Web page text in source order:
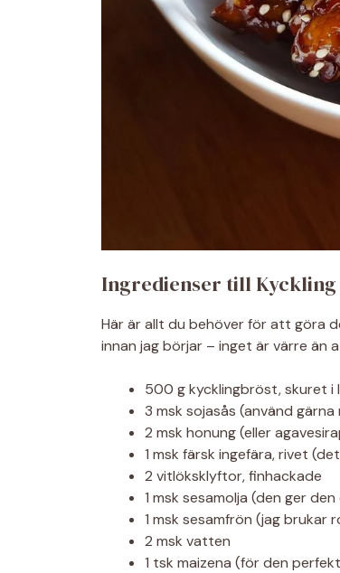
Ingredienser till Kyckling
Här är allt du behöver för att göra
innan jag börjar – inget är värre
500 g kycklingbröst, skuret i
3 msk sojasås (använd
2 msk honung (eller
1 msk färsk ingefära, rivet
2 vitlöksklyftor, finhackade
1 msk sesamolja (den ger
1 msk sesamfrön (jag
2 msk vatten
1 tsk maizena (för den